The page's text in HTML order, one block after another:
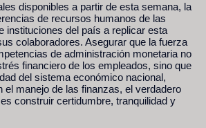
disponibles a partir de esta semana, la
de recursos humanos de las
instituciones del país a replicar esta
colaboradores. Asegurar que la fuerza
de administración monetaria no
financiero de los empleados, sino que
del sistema económico nacional,
el manejo de las finanzas, el verdadero
construir certidumbre, tranquilidad y